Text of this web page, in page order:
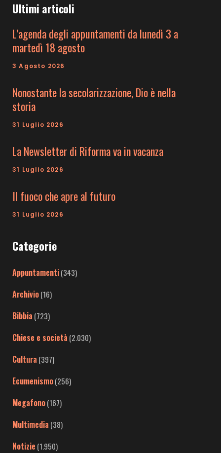
Ultimi articoli
L’agenda degli appuntamenti da lunedì 3 a
martedì 18 agosto
3 Agosto 2026
Nonostante la secolarizzazione, Dio è nella
storia
31 Luglio 2026
La Newsletter di Riforma va in vacanza
31 Luglio 2026
Il fuoco che apre al futuro
31 Luglio 2026
Categorie
Appuntamenti(343)
Archivio(16)
Bibbia (723)
Chiese e società (2.030)
Cultura (397)
Ecumenismo(256)
Megafono(167)
Multimedia (38)
Notizie (1.950)